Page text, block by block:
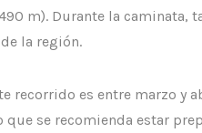
m). Durante la caminata,
la región.
recorrido es entre marzo y
se recomienda estar